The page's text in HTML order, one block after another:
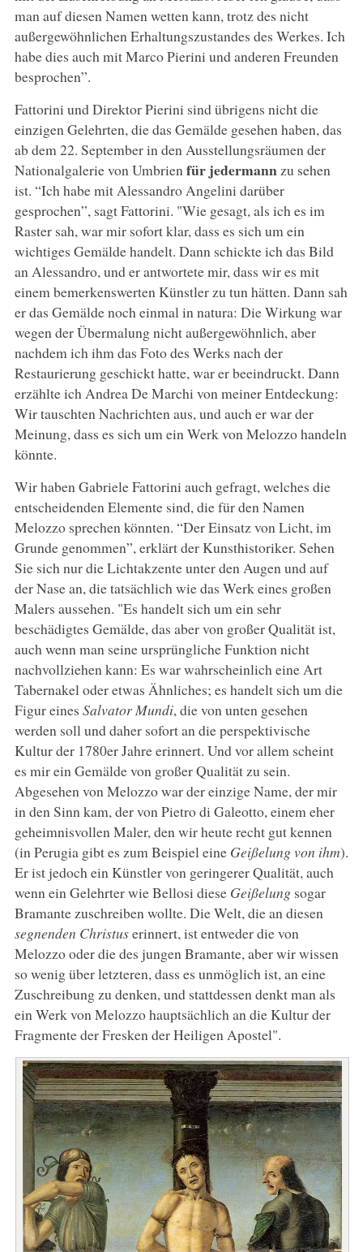
man auf diesen Namen wetten kann, trotz des nicht
außergewöhnlichen Erhaltungszustandes des Werkes. Ich
habe dies auch mit Marco Pierini und anderen Freunden
besprochen”.
Fattorini und Direktor Pierini sind übrigens nicht die
einzigen Gelehrten, die das Gemälde gesehen haben, das
ab dem 22. September in den Ausstellungsräumen der
Nationalgalerie von Umbrien für jedermann zu sehen
ist. “Ich habe mit Alessandro Angelini darüber
gesprochen”, sagt Fattorini. "Wie gesagt, als ich es im
Raster sah, war mir sofort klar, dass es sich um ein
wichtiges Gemälde handelt. Dann schickte ich das Bild
an Alessandro, und er antwortete mir, dass wir es mit
einem bemerkenswerten Künstler zu tun hätten. Dann sah
er das Gemälde noch einmal in natura: Die Wirkung war
wegen der Übermalung nicht außergewöhnlich, aber
nachdem ich ihm das Foto des Werks nach der
Restaurierung geschickt hatte, war er beeindruckt. Dann
erzählte ich Andrea De Marchi von meiner Entdeckung:
Wir tauschten Nachrichten aus, und auch er war der
Meinung, dass es sich um ein Werk von Melozzo handeln
könnte.
Wir haben Gabriele Fattorini auch gefragt, welches die
entscheidenden Elemente sind, die für den Namen
Melozzo sprechen könnten. “Der Einsatz von Licht, im
Grunde genommen”, erklärt der Kunsthistoriker. Sehen
Sie sich nur die Lichtakzente unter den Augen und auf
der Nase an, die tatsächlich wie das Werk eines großen
Malers aussehen. "Es handelt sich um ein sehr
beschädigtes Gemälde, das aber von großer Qualität ist,
auch wenn man seine ursprüngliche Funktion nicht
nachvollziehen kann: Es war wahrscheinlich eine Art
Tabernakel oder etwas Ähnliches; es handelt sich um die
Figur eines Salvator Mundi, die von unten gesehen
werden soll und daher sofort an die perspektivische
Kultur der 1780er Jahre erinnert. Und vor allem scheint
es mir ein Gemälde von großer Qualität zu sein.
Abgesehen von Melozzo war der einzige Name, der mir
in den Sinn kam, der von Pietro di Galeotto, einem eher
geheimnisvollen Maler, den wir heute recht gut kennen
(in Perugia gibt es zum Beispiel eine Geißelung von ihm).
Er ist jedoch ein Künstler von geringerer Qualität, auch
wenn ein Gelehrter wie Bellosi diese Geißelungsogar
Bramante zuschreiben wollte. Die Welt, die an diesen
segnenden Christuserinnert, ist entweder die von
Melozzo oder die des jungen Bramante, aber wir wissen
so wenig über letzteren, dass es unmöglich ist, an eine
Zuschreibung zu denken, und stattdessen denkt man als
ein Werk von Melozzo hauptsächlich an die Kultur der
Fragmente der Fresken der Heiligen Apostel".